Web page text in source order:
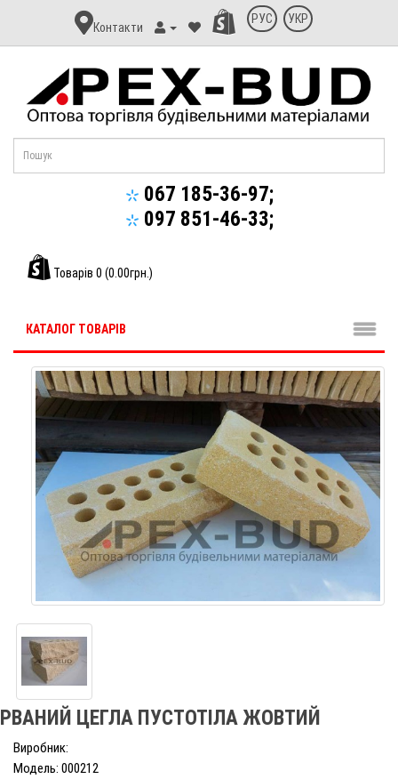
Контакт
Апекс-
Контакти
РУС УКР
067 185-36-97;
097 851-46-33;
Товарів 0 (0.00грн.)
КАТАЛОГ ТОВАРІВ
РВАНИЙ ЦЕГЛА ПУСТОТІЛА ЖОВТИЙ
Виробник:
Модель: 000212